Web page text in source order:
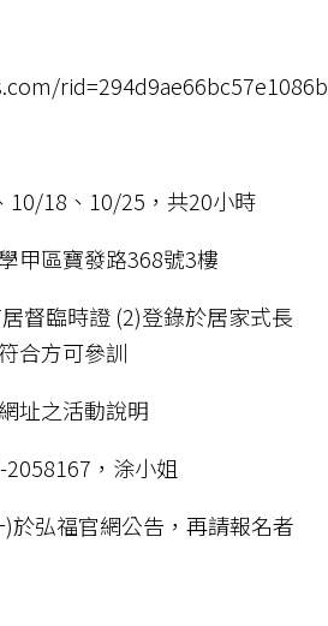
18、10/25，共20小時
甲區寶發路368號3樓
督臨時證 (2)登錄於居家式長
合方可參訓
址之活動說明
，涂小姐
於弘福官網公告，再請報名者